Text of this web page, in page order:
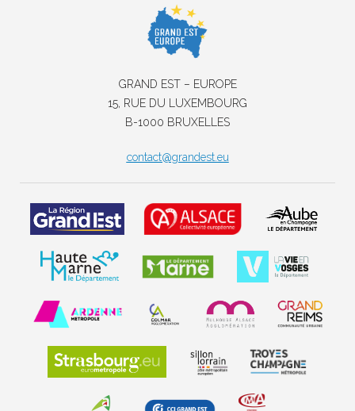
GRAND EST – EUROPE
15, RUE DU LUXEMBOURG
B-1000 BRUXELLES
contact@grandest.eu